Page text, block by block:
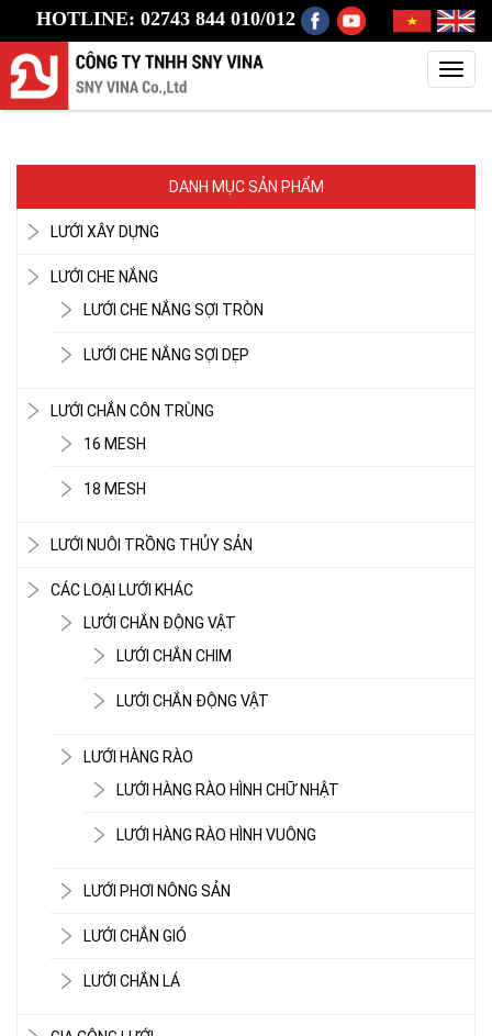
HOTLINE: 02743 844 010/012
DANH MỤC SẢN PHẨM
LƯỚI XÂY DỰNG
LƯỚI CHE NẮNG
LƯỚI CHE NẮNG SỢI TRÒN
LƯỚI CHE NẮNG SỢI DẸP
LƯỚI CHẮN CÔN TRÙNG
16 MESH
18 MESH
LƯỚI NUÔI TRỒNG THỦY SẢN
CÁC LOẠI LƯỚI KHÁC
LƯỚI CHẮN ĐỘNG VẬT
LƯỚI CHẮN CHIM
LƯỚI CHẮN ĐỘNG VẬT
LƯỚI HÀNG RÀO
LƯỚI HÀNG RÀO HÌNH CHỮ NHẬT
LƯỚI HÀNG RÀO HÌNH VUÔNG
LƯỚI PHƠI NÔNG SẢN
LƯỚI CHẮN GIÓ
LƯỚI CHẮN LÁ
LƯỚI CHE NẮNG